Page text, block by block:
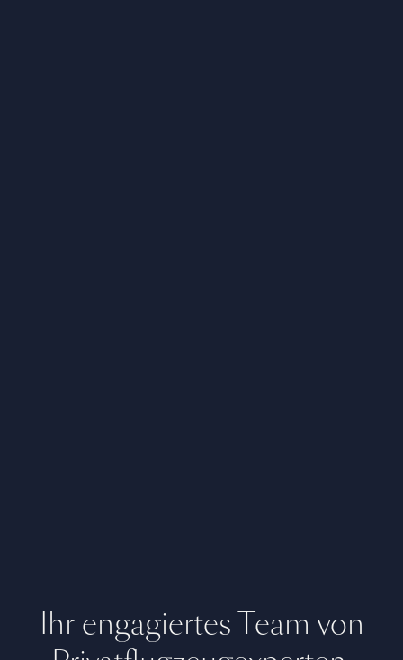
Ihr engagiertes Team von